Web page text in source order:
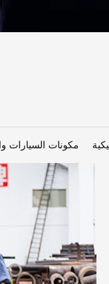
مكونات السيارات